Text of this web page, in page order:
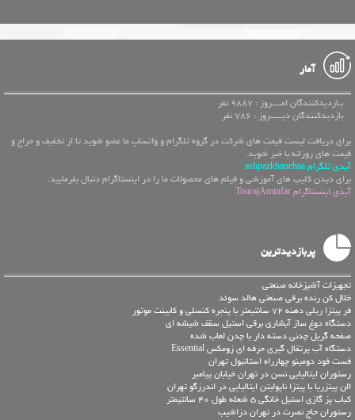
آمار
بـازدیدکنندگان امــــروز : 9887 نفر
بازدیدکنندگان دیـــــروز : 786 نفر
برای دریافت لیست قیمت های شرکت در گروه تلگرام و واتساپ ما عضو شوید تا از تخفیف و حراج و
قیمت های روزانه با خبر شوید.
آیدی تلگرام ashpazkhanehaa
برای دیدن کلیپ های آموزشی و فیلم های محصولات ما را در اینستاگرام دنبال بفرمایید.
آیدی اینستاگرام TourajAminfar
پربازدیدترین
تجهیزات آشپزخانه صنعتی
خلال کن رنده برقی صنعتی هالد سوئد
فر پیتزا ریلی دهنه 72 سانتیمتر با پنجره کنسلی و کابینت موتور
دستگاه دوغ ساز آبشاری برقی استیل سقف شیشه ای
صفحه گریل چدنی دسته دار با چدن لعاب شده
دستگاه آب پرتقال گیری حرفه ای زومکس Essential
فست فود دومینو چهارراه استانبول تهران
رستوران ایتالیایی نسن در تهران خیابان پیامبر
الن پيتزريا با پیتزا ناپولیتن ایتالیایی در اندرزگو تهران
کباب پز گازی استیل خانگی 5 شعله طول 40 سانتیمتر
رستوران حاج نصرت در تهران دزاشیب